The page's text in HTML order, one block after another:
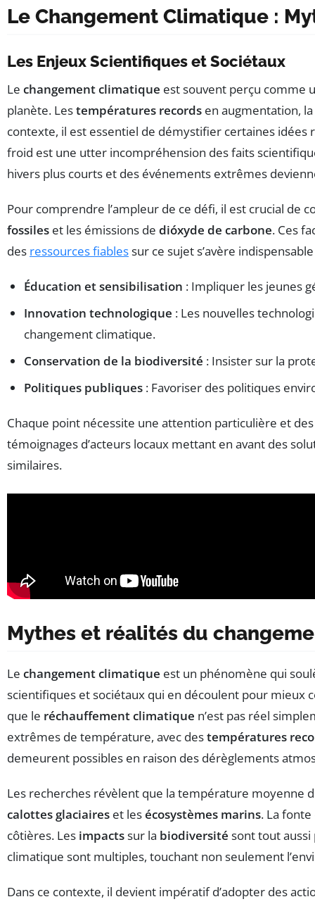
Le Changement Climatique :
Les Enjeux Scientifiques et Sociétaux
Le changement climatique est souvent perçu comme
planète. Lestempératures records en augmentation, la
contexte, il est essentiel de démystifier certaines idées
froid est une utter incompréhension des faits
hivers plus courts et des événements extrêmes
Pour comprendre l’ampleur de ce défi, il est crucial de
fossiles et les émissions de dióxyde de carbone. Ces
des ressources fiablessur ce sujet s’avère
Éducation et sensibilisation : Impliquer les jeunes
Innovation technologique : Les nouvelles
changement climatique.
Conservation de la biodiversité : Insister sur la
Politiques publiques : Favoriser des politiques
Chaque point nécessite une attention particulière et
témoignages d’acteurs locaux mettant en avant des
similaires.
Mythes et réalités du
Le changement climatique est un phénomène qui
scientifiques et sociétaux qui en découlent pour
que le réchauffement climatique n’est pas réel
extrêmes de température, avec destempératures
demeurent possibles en raison des dérèglements
Les recherches révèlent que la température moyenne
calottes glaciaires et lesécosystèmes marins. La
côtières. Les impactssur la biodiversité sont tout aussi
climatique sont multiples, touchant non seulement
Dans ce contexte, il devient impératif d’adopter des